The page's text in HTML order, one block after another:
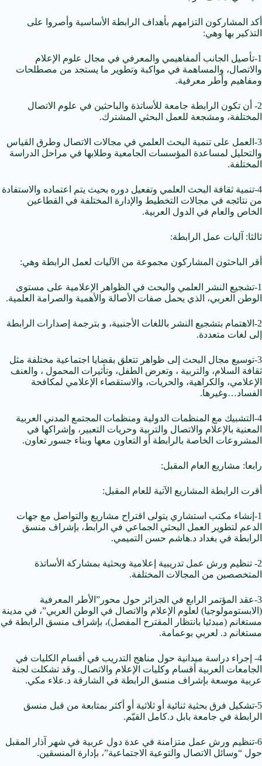
أكد المشاركون التزامهم بأهداف الرابطة الأساسية وأصروا على
التذكير بها وهي:
1-تأصيل الجانب ألمفاهيمي والمعرفي في مجال علوم الإعلام
والاتصال، والمساهمة في مواكبة وتطوير ما يستجد من مصطلحات
ومفاهيم وأطر معرفية.
2- أن تكون الرابطة جامعة للأساتذة والباحثين في علوم الاتصال
المختلفة، ومشجعة للعمل البحثي المشترك.
3-العمل على تنمية البحث العلمي في مجالات الاتصال وطرق القياس
والتحليل لمساعدة المؤسسات الجامعية وطلابها في مراحل الدراسة
المختلفة.
4-تنمية ثقافة البحث العلمي وتفعيل دوره بحيث يتم اعتماده والاستفادة
من نتائجه في مجالات التخطيط والإدارة المختلفة في القطاعين
الخاص والعام في الدول العربية.
ثالثا: آليات عمل الرابطة:
أقر الباحثون المشاركون مجموعة من الآليات لعمل الرابطة وهي:
1-تشجيع النشر العلمي والبحث في الظواهر الإعلامية على مستوى
الوطن العربي، الذي يحمل صفات الأصالة والأهمية والصرامة العلمية.
2-الاهتمام بتشجيع النشر باللغات الأجنبية، و بترجمة إصدارات الرابطة
إلى لغات متعددة.
3-توسيع مجال البحث إلى ظواهر تتعلق بقضايا اجتماعية مختلفة مثل
ثقافة السلام، والتربية ، وتعرض الطفل، وتأثيرات المحمول ، والعنف
الإعلامي، والكراهية، والحريات، والاستقصاء الإعلامي لمكافحة
الفساد…وغيرها.
4-التشبيك مع المنظمات الدولية ومنظمات المجتمع المدني العربية
المعنية بالإعلام والاتصال والتربية وحريات التعبير، وإشراكها في
المشروعات الخاصة بالرابطة أو التعاون معها وبناء جسور تعاون.
رابعا: مشاريع العام المقبل:
أقرت الرابطة المشاريع الآتية للعام المقبل:
1-إنشاء مكتب استشاري يتولى اقتراح مشاريع والتواصل مع جهات
الدعم لتطوير العمل البحثي الجماعي في الرابط، بإشراف منسق
الرابطة في بغداد د.هاشم حسن التميمي.
2- تنظيم ورش عمل تدريبية إعلامية وبحثية بمشاركة الأساتذة
المتخصصين من المجالات المختلفة.
3-عقد المؤتمر الرابع في الجزائر حول محور”الأطر المعرفية
(الابستومولوجيا) لعلوم الإعلام والاتصال في الوطن العربي”، في مدينة
مستغانم (مبدئيا بانتظار المقترح المفصل)، بإشراف منسق الرابطة في
مستغانم د. لعربي بوعمامة.
4- إجراء دراسة ميدانية حول مناهج التدريب في أقسام الكليات في
الجامعات العربية أقسام وكليات الإعلام والاتصال. وقد تشكلت لجنة
عربية موسعة بإشراف منسق الرابطة في الشارقة د.علاء مكي.
5-تشكيل فرق بحثية ثنائية أو ثلاثية أو أكثر بمتابعة من قبل منسق
الرابطة في جامعة بابل د.كامل القيّم.
6-تنظيم ورش عمل متزامنة في عدة دول عربية في شهر آذار المقبل
حول “وسائل الاتصال والتوعية الاجتماعية”، بإدارة المنسقين.